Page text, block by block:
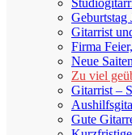
Geburtstag
Gitarrist
Firma
Neue
Zu viel
Gitarrist –
Gute